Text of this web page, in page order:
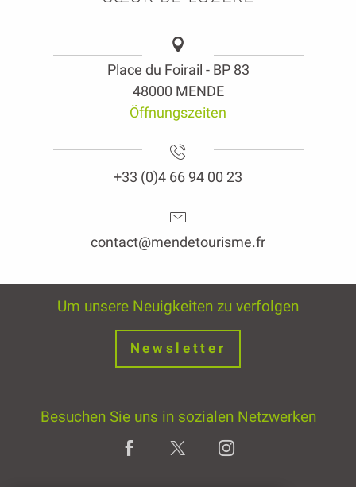
Place du Foirail - BP 83
48000 MENDE
Öffnungszeiten
+33 (0)4 66 94 00 23
contact@mendetourisme.fr
Um unsere Neuigkeiten zu verfolgen
Newsletter
Besuchen Sie uns in sozialen Netzwerken